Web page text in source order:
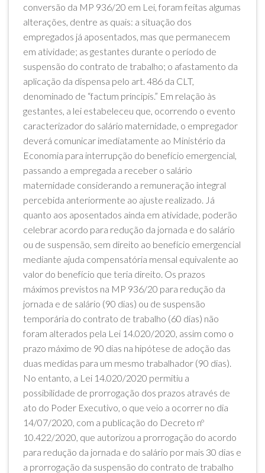
conversão da MP 936/20 em Lei, foram feitas algumas
alterações, dentre as quais: a situação dos
empregados já aposentados, mas que permanecem
em atividade; as gestantes durante o período de
suspensão do contrato de trabalho; o afastamento da
aplicação da dispensa pelo art. 486 da CLT,
denominado de “factum principis.” Em relação às
gestantes, a lei estabeleceu que, ocorrendo o evento
caracterizador do salário maternidade, o empregador
deverá comunicar imediatamente ao Ministério da
Economia para interrupção do benefício emergencial,
passando a empregada a receber o salário
maternidade considerando a remuneração integral
percebida anteriormente ao ajuste realizado. Já
quanto aos aposentados ainda em atividade, poderão
celebrar acordo para redução da jornada e do salário
ou de suspensão, sem direito ao benefício emergencial
mediante ajuda compensatória mensal equivalente ao
valor do benefício que teria direito. Os prazos
máximos previstos na MP 936/20 para redução da
jornada e de salário (90 dias) ou de suspensão
temporária do contrato de trabalho (60 dias) não
foram alterados pela Lei 14.020/2020, assim como o
prazo máximo de 90 dias na hipótese de adoção das
duas medidas para um mesmo trabalhador (90 dias).
No entanto, a Lei 14.020/2020 permitiu a
possibilidade de prorrogação dos prazos através de
ato do Poder Executivo, o que veio a ocorrer no dia
14/07/2020, com a publicação do Decreto nº
10.422/2020, que autorizou a prorrogação do acordo
para redução da jornada e do salário por mais 30 dias e
a prorrogação da suspensão do contrato de trabalho